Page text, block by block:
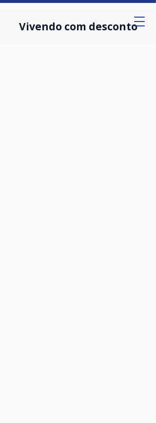
Vivendo com desconto